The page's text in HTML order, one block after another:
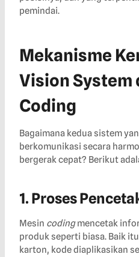
pemindai.
Mekanisme
Vision System
Coding
Bagaimana kedua sistem
berkomunikasi secara
bergerak cepat? Berikut
1. Proses
Mesin codingmencetak
produk seperti biasa. Baik
karton, kode diaplikasikan